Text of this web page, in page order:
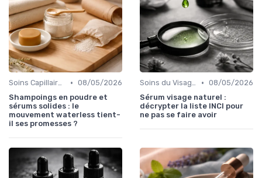
Soins Capillaires Bio • 08/05/2026
Shampoings en poudre et
sérums solides : le
mouvement waterless tient-
il ses promesses ?
Soins du Visage Bio • 08/05/2026
Sérum visage naturel :
décrypter la liste INCI pour
ne pas se faire avoir